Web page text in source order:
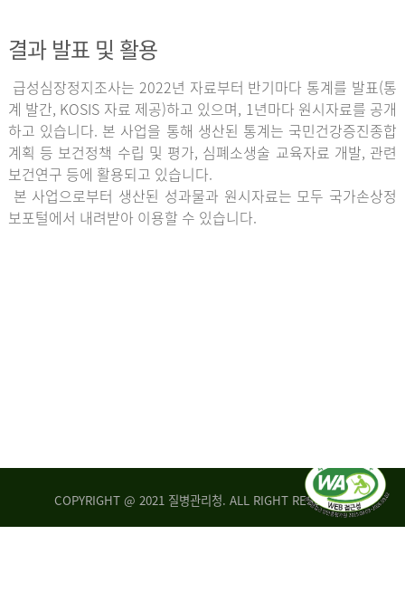
결과 발표 및 활용
급성심장정지조사는 2022년 자료부터 반기마다 통계를 발표(통
계 발간, KOSIS 자료 제공)하고 있으며, 1년마다 원시자료를 공개
하고 있습니다. 본 사업을 통해 생산된 통계는 국민건강증진종합
계획 등 보건정책 수립 및 평가, 심폐소생술 교육자료 개발, 관련
보건연구 등에 활용되고 있습니다.
본 사업으로부터 생산된 성과물과 원시자료는 모두 국가손상정
보포털에서 내려받아 이용할 수 있습니다.
COPYRIGHT @ 2021 질병관리청. ALL RIGHT RESERVED